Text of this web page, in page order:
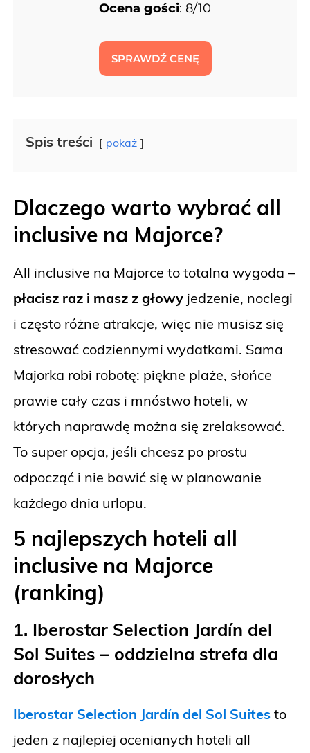
Ocena gości: 8/10
SPRAWDŹ CENĘ
Spis treści pokaż
Dlaczego warto wybrać all
inclusive na Majorce?
All inclusive na Majorce to totalna wygoda –
płacisz raz i masz z głowy jedzenie, noclegi
i często różne atrakcje, więc nie musisz się
stresować codziennymi wydatkami. Sama
Majorka robi robotę: piękne plaże, słońce
prawie cały czas i mnóstwo hoteli, w
których naprawdę można się zrelaksować.
To super opcja, jeśli chcesz po prostu
odpocząć i nie bawić się w planowanie
każdego dnia urlopu.
5 najlepszych hoteli all
inclusive na Majorce
(ranking)
1. Iberostar Selection Jardín del
Sol Suites – oddzielna strefa dla
dorosłych
Iberostar Selection Jardín del Sol Suites to
jeden z najlepiej ocenianych hoteli all